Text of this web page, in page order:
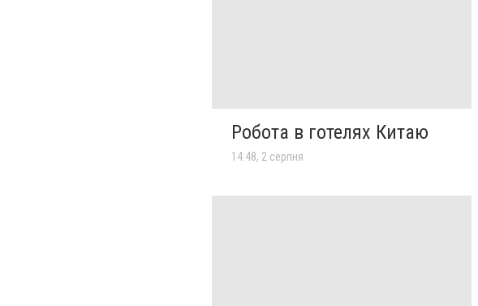
Робота в готелях Китаю
14:48, 2 серпня